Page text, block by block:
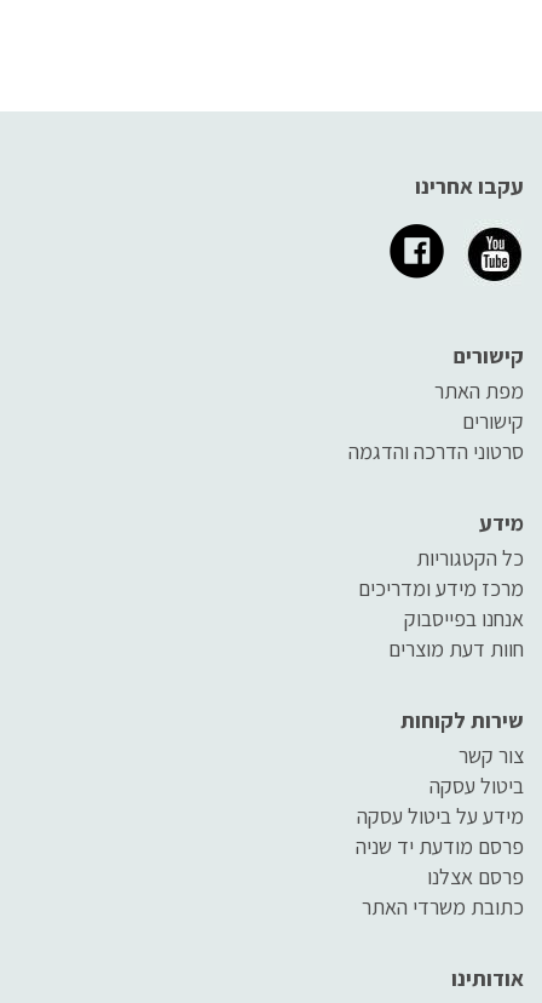
עקבו אחרינו
קישורים
מפת האתר
קישורים
סרטוני הדרכה והדגמה
מידע
כל הקטגוריות
מרכז מידע ומדריכים
אנחנו בפייסבוק
חוות דעת מוצרים
שירות לקוחות
צור קשר
ביטול עסקה
מידע על ביטול עסקה
פרסם מודעת יד שניה
פרסם אצלנו
כתובת משרדי האתר
אודותינו